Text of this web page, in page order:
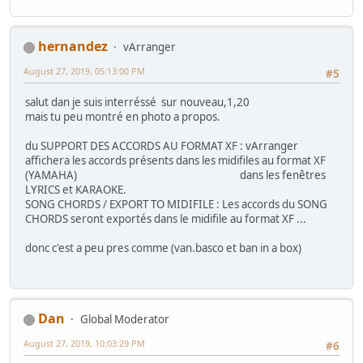
hernandez
vArranger
#5
August 27, 2019, 05:13:00 PM
salut dan je suis interréssé sur nouveau,1,20
mais tu peu montré en photo a propos.
du SUPPORT DES ACCORDS AU FORMAT XF : vArranger
affichera les accords présents dans les midifiles au format XF
(YAMAHA) dans les fenêtres
LYRICS et KARAOKE.
SONG CHORDS / EXPORT TO MIDIFILE : Les accords du SONG
CHORDS seront exportés dans le midifile au format XF ...
donc c'est a peu pres comme (van.basco et ban in a box)
Dan
Global Moderator
#6
August 27, 2019, 10:03:29 PM